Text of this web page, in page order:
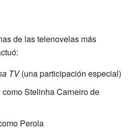
de las telenovelas más
TV(una participación especial)
como Stelinha Carneiro de
Perola